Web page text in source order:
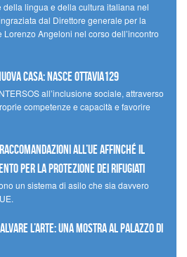
lingua e della cultura italiana nel
dal Direttore generale per la
Angeloni nel corso dell’incontro
casa: nasce Ottavia129
all’inclusione sociale, attraverso
competenze e capacità e favorire
raccomandazioni all’UE affinché il
per la protezione dei rifugiati
un sistema di asilo che sia davvero
l’arte: una mostra al Palazzo di